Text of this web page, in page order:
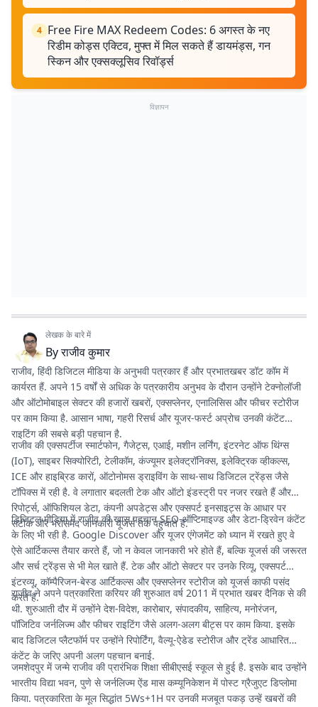
4 Free Fire MAX Redeem Codes: 6 अगस्त के नए
रिडीम कोड्स एक्टिव, मुफ्त में मिल सकते हैं डायमंड्स, गन
स्किन और एक्सक्लूसिव रिवॉर्ड्स
विज्ञापन
लेखक के बारे में
Byराजीव कुमार
राजीव, हिंदी डिजिटल मीडिया के अनुभवी पत्रकार हैं और प्रभातखबर डॉट कॉम में
कार्यरत हैं. अपने 15 वर्षों से अधिक के पत्रकारीय अनुभव के दौरान उन्होंने टेक्नोलॉजी
और ऑटोमोबाइल सेक्टर की हजारों खबरों, एक्सप्लेनर, एनालिसिस और फीचर स्टोरीज
पर काम किया है. आसान भाषा, गहरी रिसर्च और यूजर-फर्स्ट अप्रोच उनकी कंटेंट
राइटिंग की सबसे बड़ी पहचान है.
राजीव की एक्सपर्टीज स्मार्टफोन, गैजेट्स, एआई, मशीन लर्निंग, इंटरनेट ऑफ थिंग्स
(IoT), साइबर सिक्योरिटी, टेलीकॉम, कंज्यूमर इलेक्ट्रॉनिक्स, इलेक्ट्रिक व्हीकल्स,
ICE और हाइब्रिड कारों, ऑटोनोमस ड्राइविंग के साथ-साथ डिजिटल ट्रेंड्स जैसे
टॉपिक्स में रही है. वे लगातार बदलती टेक और ऑटो इंडस्ट्री पर नजर रखते हैं और
रिपोर्ट्स, ऑफिशियल डेटा, कंपनी अपडेट्स और एक्सपर्ट इनसाइट्स के आधार पर
सटीक और भरोसेमंद जानकारी यूजर्स तक पहुंचाते हैं.
डिजिटल मीडिया में राजीव की खास पहचान SEO-ऑप्टिमाइज्ड और डेटा-ड्रिवेन कंटेंट
के लिए भी रही है. Google Discover और यूजर एंगेजमेंट को ध्यान में रखते हुए वे
ऐसे आर्टिकल्स तैयार करते हैं, जो न केवल जानकारी भरे होते हैं, बल्कि यूजर्स की जरूरत
और सर्च ट्रेंड्स से भी मेल खाते हैं. टेक और ऑटो सेक्टर पर उनके रिव्यू, एक्सपर्ट
इंटरव्यू, कॉम्पैरिजन-बेस्ड आर्टिकल्स और एक्सप्लेनर स्टोरीज को यूजर्स काफी पसंद
करते हैं.
राजीव ने अपने पत्रकारिता करियर की शुरुआत वर्ष 2011 में प्रभात खबर दैनिक से की
थी. शुरुआती दौर में उन्होंने देश-विदेश, कारोबार, संपादकीय, साहित्य, मनोरंजन,
पॉजिटिव जर्नलिज्म और फीचर राइटिंग जैसे अलग-अलग बीट्स पर काम किया. इसके
बाद डिजिटल प्लैटफॉर्म पर उन्होंने रिपोर्टिंग, वैल्यू-ऐडेड स्टोरीज और ट्रेंड आधारित
कंटेंट के जरिए अपनी अलग पहचान बनाई.
जमशेदपुर में जन्मे राजीव की प्रारंभिक शिक्षा सीबीएसई स्कूल से हुई है. इसके बाद उन्होंने
भारतीय विद्या भवन, पुणे से जर्नलिज्म ऐंड मास कम्यूनिकेशन में पोस्ट ग्रैजुएट डिप्लोमा
किया. पत्रकारिता के मूल सिद्धांत 5Ws+1H पर उनकी मजबूत पकड़ उन्हें खबरों की